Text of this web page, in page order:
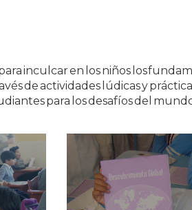
inculcar en los niños los
de actividades lúdicas y
para los desafíos del